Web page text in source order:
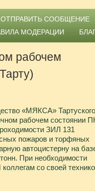
ОТПРАВИТЬ СООБЩЕНИЕ
МОДЕРАЦИИ
рабочем
«МЯКСА» Тартуского
рабочем состоянии
ЗИЛ 131
пожаров и торфяных
автоцистерну на
При необходимости
со своей